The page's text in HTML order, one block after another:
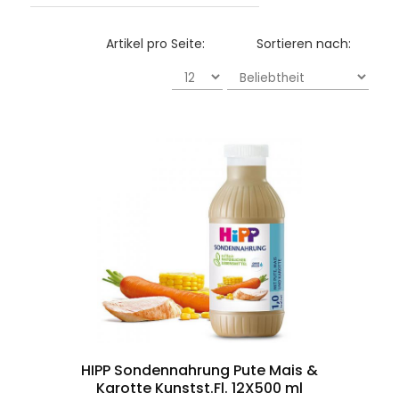
Sortieren nach:
Artikel pro Seite:
HIPP Sondennahrung Pute Mais &
Karotte Kunstst.Fl. 12X500 ml